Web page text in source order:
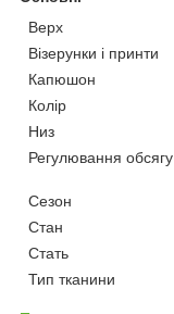
Верх
Візерунки і принти
Капюшон
Колір
Низ
Регулювання обсягу
Сезон
Стан
Стать
Тип тканини